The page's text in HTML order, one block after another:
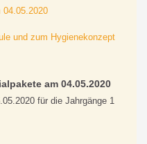
und zum Hygienekonzept
am 04.05.2020
für die Jahrgänge 1